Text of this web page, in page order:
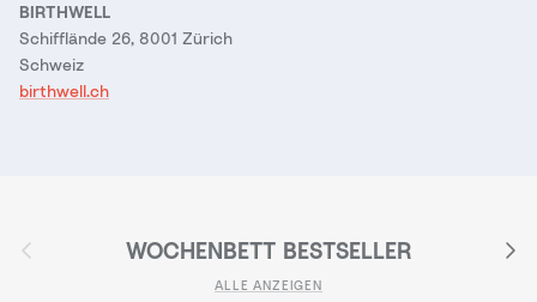
BIRTHWELL
Schifflände 26, 8001 Zürich
Schweiz
birthwell.ch
Vorherige WOCHENBETT BESTSELLER
ALLE ANZEIGEN